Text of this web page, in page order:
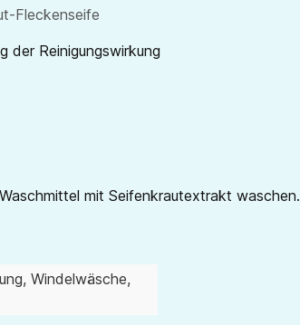
Fleckenseife
der Reinigungswirkung
mit Seifenkrautextrakt waschen.
, Windelwäsche,